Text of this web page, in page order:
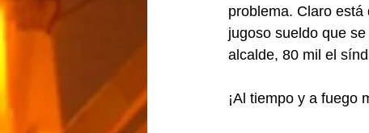
problema. Claro está
jugoso sueldo que
alcalde, 80 mil el
¡Al tiempo y a fuego